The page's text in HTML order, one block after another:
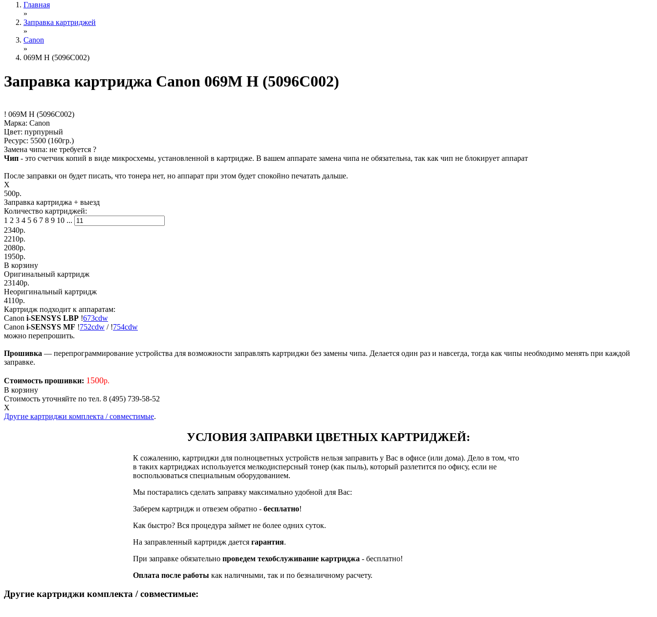
Главная
»
Заправка картриджей
»
Canon
»
069M H (5096C002)
Заправка картриджа Canon 069M H (5096C002)
! 069M H (5096C002)
Марка: Canon
Цвет: пурпурный
Ресурс: 5500 (160гр.)
Замена чипа: не требуется ?
Чип - это счетчик копий в виде микросхемы, установленной в картридже. В вашем аппарате замена чипа не обязательна, так как чип не блокирует аппарат
После заправки он будет писать, что тонера нет, но аппарат при этом будет спокойно печатать дальше.
X
500р.
Заправка картриджа + выезд
Количество картриджей:
1 2 3 4 5 6 7 8 9 10 ...
2340р.
2210р.
2080р.
1950р.
В корзину
Оригинальный картридж
23140р.
Неоригинальный картридж
4110р.
Картридж подходит к аппаратам:
Canon i-SENSYS LBP !673cdw
Canon i-SENSYS MF !752cdw / !754cdw
можно перепрошить.
Прошивка — перепрограммирование устройства для возможности заправлять картриджи без замены чипа. Делается один раз и навсегда, тогда как чипы необходимо менять при каждой
заправке.
Стоимость прошивки: 1500р.
В корзину
Стоимость уточняйте по тел. 8 (495) 739-58-52
X
Другие картриджи комплекта / совместимые.
УСЛОВИЯ ЗАПРАВКИ ЦВЕТНЫХ КАРТРИДЖЕЙ:
К сожалению, картриджи для полноцветных устройств нельзя заправить у Вас в офисе (или дома). Дело в том, что
в таких картриджах используется мелкодисперсный тонер (как пыль), который разлетится по офису, если не
воспользоваться специальным оборудованием.
Мы постарались сделать заправку максимально удобной для Вас:
Заберем картридж и отвезем обратно - бесплатно!
Как быстро? Вся процедура займет не более одних суток.
На заправленный картридж дается гарантия.
При заправке обязательно проведем техобслуживание картриджа - бесплатно!
Оплата после работы как наличными, так и по безналичному расчету.
Другие картриджи комплекта / совместимые: